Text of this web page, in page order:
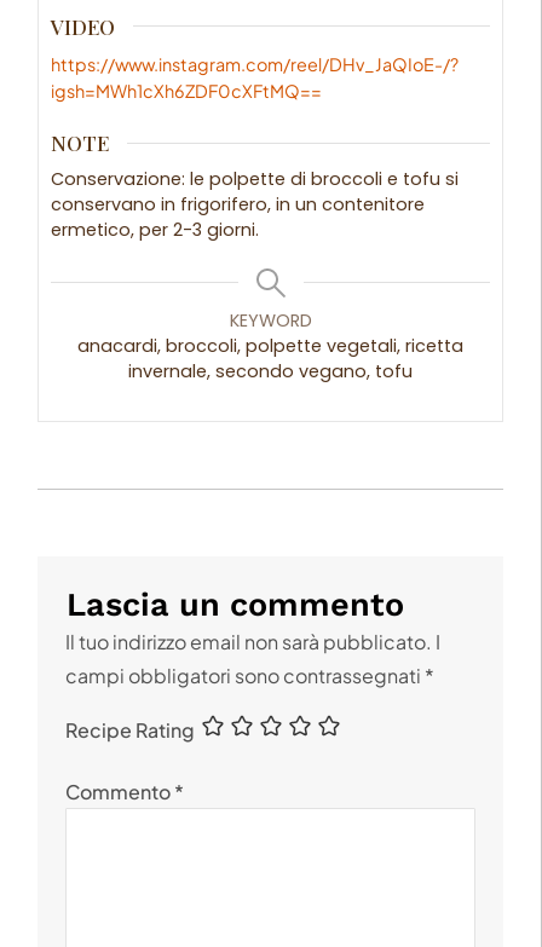
VIDEO
https://www.instagram.com/reel/DHv_JaQIoE-/?
igsh=MWh1cXh6ZDF0cXFtMQ==
NOTE
Conservazione: le polpette di broccoli e tofu si
conservano in frigorifero, in un contenitore
ermetico, per 2-3 giorni.
KEYWORD
anacardi, broccoli, polpette vegetali, ricetta
invernale, secondo vegano, tofu
Lascia un commento
Il tuo indirizzo email non sarà pubblicato. I
campi obbligatori sono contrassegnati *
Recipe Rating
Commento*